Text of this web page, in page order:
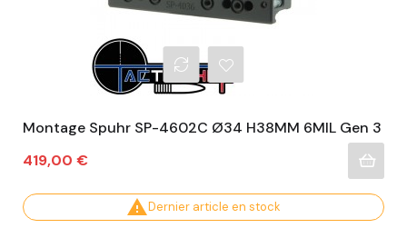
Montage Spuhr SP-4602C Ø34 H38MM 6MIL Gen 3
Prix
419,00 €
Dernier article en stock